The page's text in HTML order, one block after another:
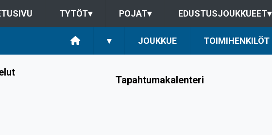
TYTÖT▾ POJAT▾ EDUSTUSJOUKKUEET▾
▾ JOUKKUE TOIMIHENKILÖT
Tapahtumakalenteri